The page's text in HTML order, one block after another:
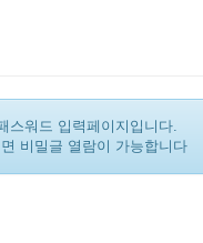
스워드 입력페이지입니다.
비밀글 열람이 가능합니다